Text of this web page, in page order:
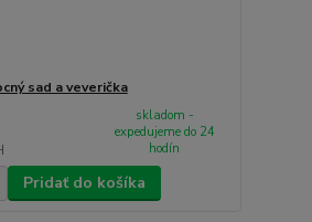
sad a veverička
skladom -
expedujeme do 24
hodín
Pridať do košíka